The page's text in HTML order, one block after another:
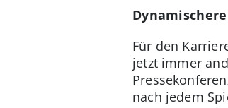
Für den
jetzt immer
nach jedem